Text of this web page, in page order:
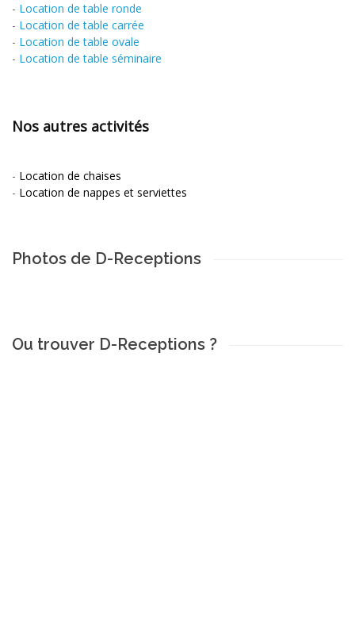
- Location de table ronde
- Location de table carrée
- Location de table ovale
- Location de table séminaire
Nos autres activités
- Location de chaises
- Location de nappes et serviettes
Photos de D-Receptions
Ou trouver D-Receptions ?